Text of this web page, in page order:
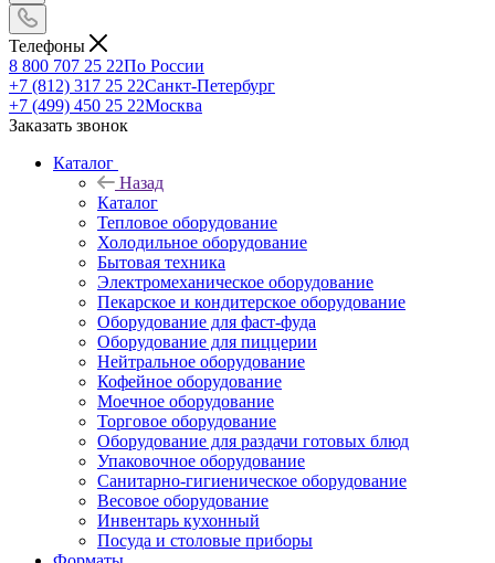
Телефоны
8 800 707 25 22По России
+7 (812) 317 25 22Санкт-Петербург
+7 (499) 450 25 22Москва
Заказать звонок
Каталог
Назад
Каталог
Тепловое оборудование
Холодильное оборудование
Бытовая техника
Электромеханическое оборудование
Пекарское и кондитерское оборудование
Оборудование для фаст-фуда
Оборудование для пиццерии
Нейтральное оборудование
Кофейное оборудование
Моечное оборудование
Торговое оборудование
Оборудование для раздачи готовых блюд
Упаковочное оборудование
Санитарно-гигиеническое оборудование
Весовое оборудование
Инвентарь кухонный
Посуда и столовые приборы